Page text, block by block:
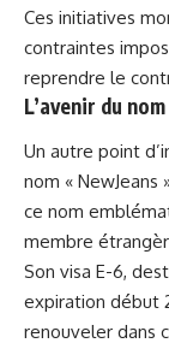
Ces initiatives
contraintes
reprendre le
L’avenir du
Un autre point
nom «
ce nom
membre
Son visa E-6,
expiration début
renouveler dans